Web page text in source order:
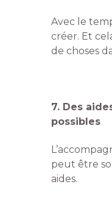
Avec le
créer. Et
de choses
7. Des
possibles
peut être
aides.